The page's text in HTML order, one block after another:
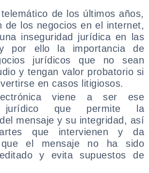
de los últimos años,
de los negocios en el internet,
inseguridad jurídica en las
y por ello la importancia de
jurídicos que no sean
y tengan valor probatorio si
en casos litigiosos.
viene a ser ese
jurídico que permite la
mensaje y su integridad, así
que intervienen y da
el mensaje no ha sido
y evita supuestos de